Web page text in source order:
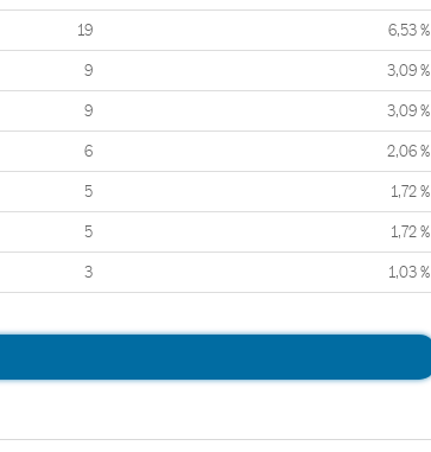
19 6,53 %
9 3,09 %
9 3,09 %
6 2,06 %
5 1,72 %
5 1,72 %
3 1,03 %